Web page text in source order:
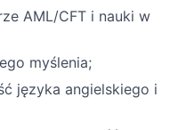
AML/CFT i nauki w
myślenia;
języka angielskiego i